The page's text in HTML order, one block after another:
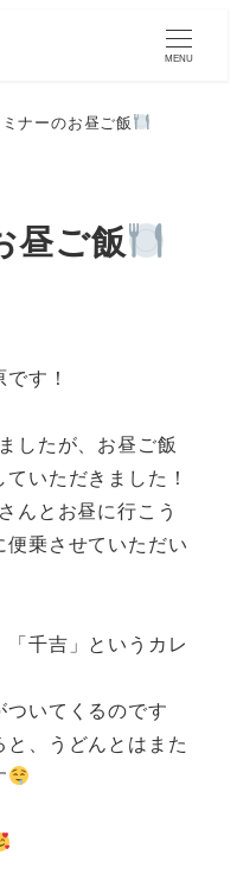
MENU
ナーのお昼ご飯
昼ご飯
す！
したが、お昼ご飯
いただきました！
んとお昼に行こう
乗させていただい
千吉」というカレ
ついてくるのです
、うどんとはまた